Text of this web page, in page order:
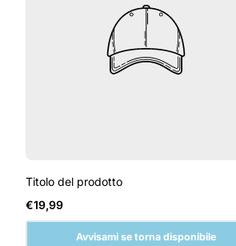
Titolo del prodotto
Prezzo
normale
€19,99
Avvisami se torna disponibile